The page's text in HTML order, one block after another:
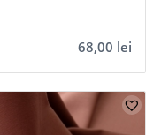
68,00 lei